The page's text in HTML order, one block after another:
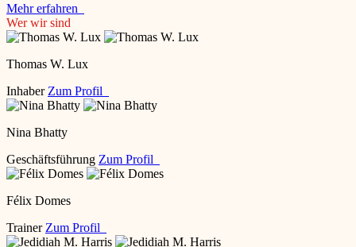
Mehr erfahren
Wer wir sind
Thomas W. Lux
Inhaber Zum Profil
Nina Bhatty
Geschäftsführung Zum Profil
Félix Domes
Trainer Zum Profil